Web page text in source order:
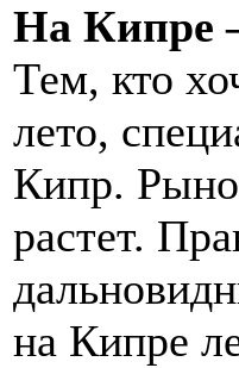
На Кипре
Тем, кто
лето,
Кипр.
растет.
на Кипре